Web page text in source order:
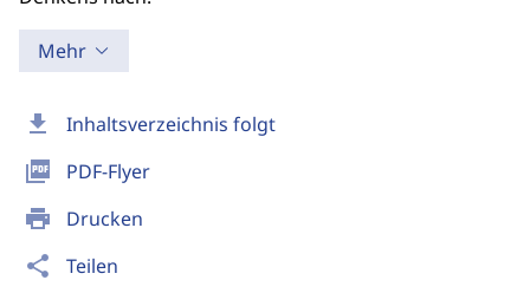
download Inhaltsverzeichnis folgt
picture_as_pdf PDF-Flyer
print Drucken
share Teilen
Mehr